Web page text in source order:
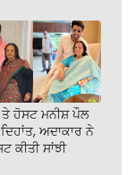
ਹੋਸਟ ਮਨੀਸ਼ ਪੌਲ
ਦਿਹਾਂਤ, ਅਦਾਕਾਰ ਨੇ
ਕੀਤੀ ਸਾਂਝੀ